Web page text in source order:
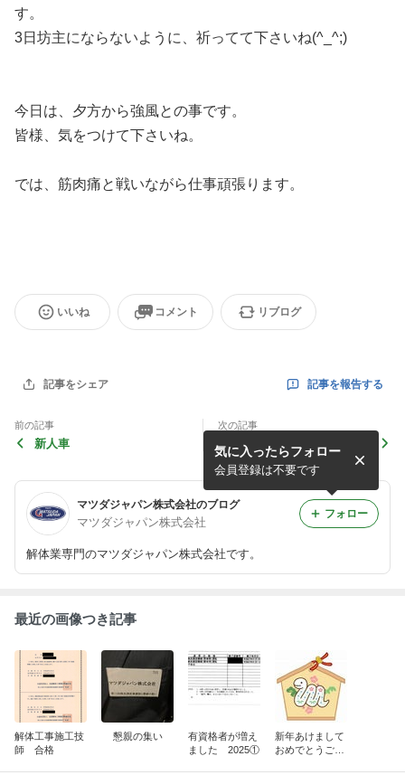
す。
3日坊主にならないように、祈ってて下さいね(^_^;)
今日は、夕方から強風との事です。
皆様、気をつけて下さいね。
では、筋肉痛と戦いながら仕事頑張ります。
いいね コメント リブログ
記事をシェア 記事を報告する
前の記事
新人車
次の記事
～さよなら秘密兵器～
マツダジャパン株式会社のブログ
マツダジャパン株式会社
解体業専門のマツダジャパン株式会社です。
気に入ったらフォロー
会員登録は不要です
フォロー
最近の画像つき記事
解体工事施工技
師 合格
懇親の集い
有資格者が増え
ました 2025①
新年あけまして
おめでとうござ